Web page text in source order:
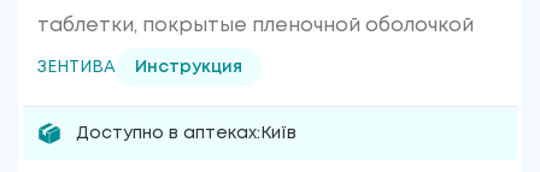
таблетки, покрытые пленочной оболочкой
ЗЕНТИВА Инструкция
Доступно в аптеках: Київ